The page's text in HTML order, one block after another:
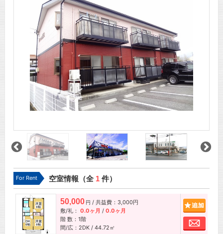
For Rent 空室情報（全 1件）
50,000 円 / 共益費：3,000円
敷/礼： 0.0ヶ月 / 0.0ヶ月
階 数：1階
間/広：2DK / 44.72㎡
お問